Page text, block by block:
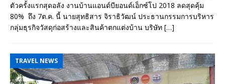
ตัวครั้งแรกสุดอลัง งานบ้านแอนด์บียอนด์เอ็กซ์โป 2018 ลดสุดคุ้ม
80% ถึง 7ต.ค. นี้ นายสุทธิสาร จิราธิวัฒน์ ประธานกรรมการบริหาร
กลุ่มธุรกิจวัสดุก่อสร้างและสินค้าตกแต่งบ้าน บริษัท […]
TRAVEL NEWS